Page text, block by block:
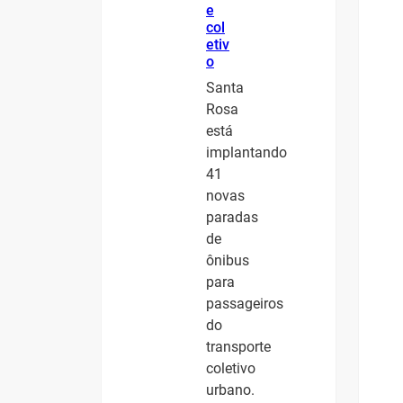
e
col
etiv
o
Santa
Rosa
está
implantando
41
novas
paradas
de
ônibus
para
passageiros
do
transporte
coletivo
urbano.